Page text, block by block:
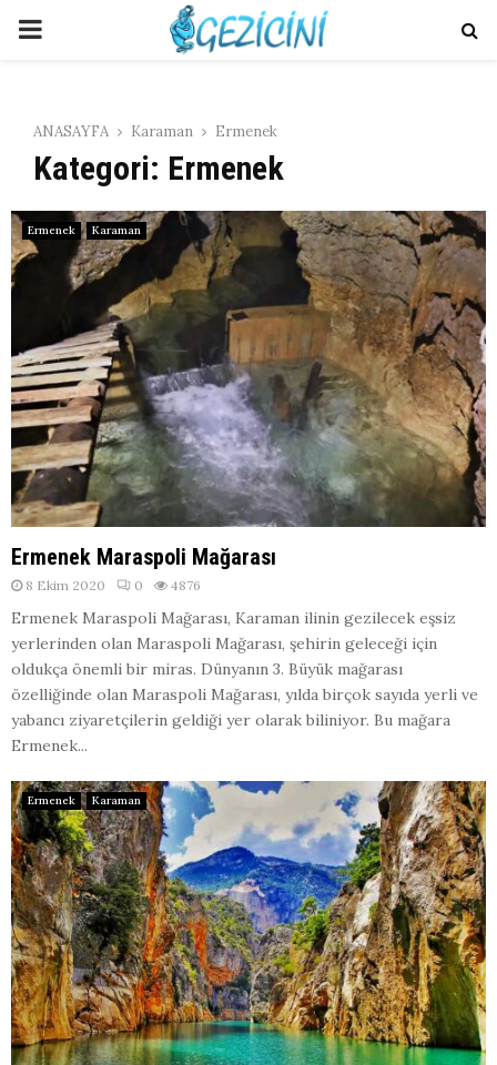
PRIMARY
ANASAYFA Karaman Ermenek
Kategori: Ermenek
Ermenek Karaman
Ermenek Maraspoli Mağarası
8 Ekim 2020 0 4876
Ermenek Maraspoli Mağarası, Karaman ilinin gezilecek eşsiz
yerlerinden olan Maraspoli Mağarası, şehirin geleceği için
oldukça önemli bir miras. Dünyanın 3. Büyük mağarası
özelliğinde olan Maraspoli Mağarası, yılda birçok sayıda yerli ve
yabancı ziyaretçilerin geldiği yer olarak biliniyor. Bu mağara
Ermenek...
Ermenek Karaman